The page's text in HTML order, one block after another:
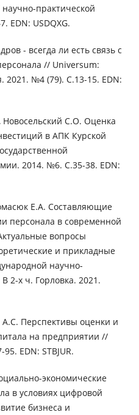
практической
EDN: USDQXG.
- всегда ли есть связь с
// Universum:
№4 (79). С.13-15. EDN:
С.О. Оценка
в АПК Курской
2014. №6. С.35-38. EDN:
Е.А. Составляющие
персонала в современной
вопросы
и прикладные
научно-
2-х ч. Горловка. 2021.
Перспективы оценки и
на предприятии //
EDN: STBJUR.
экономические
в условиях цифровой
бизнеса и